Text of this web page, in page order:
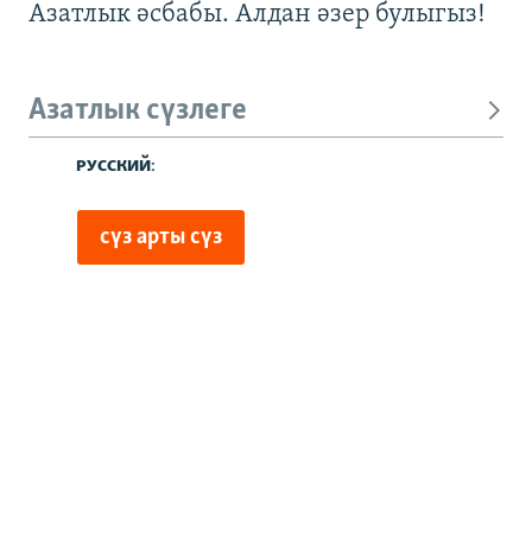
Азатлык әсбабы. Алдан әзер булыгыз!
Азатлык сүзлеге